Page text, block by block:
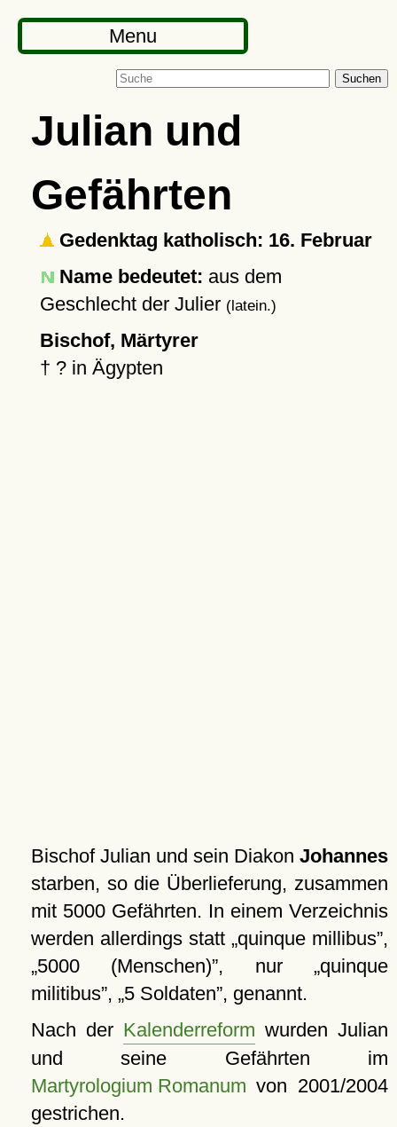
Menu
Suchen
Julian und
Gefährten
Gedenktag katholisch: 16. Februar
Name bedeutet: aus dem
Geschlecht der Julier (latein.)
Bischof, Märtyrer
† ?in Ägypten
Bischof Julian und sein Diakon Johannes
starben, so die Überlieferung, zusammen
mit 5000 Gefährten. In einem Verzeichnis
werden allerdings statt quinque millibus ,
5000 (Menschen) , nur quinque
militibus , 5 Soldaten , genannt.
Nach der Kalenderreform wurden Julian
und seine Gefährten im
Martyrologium Romanum von 2001/2004
gestrichen.